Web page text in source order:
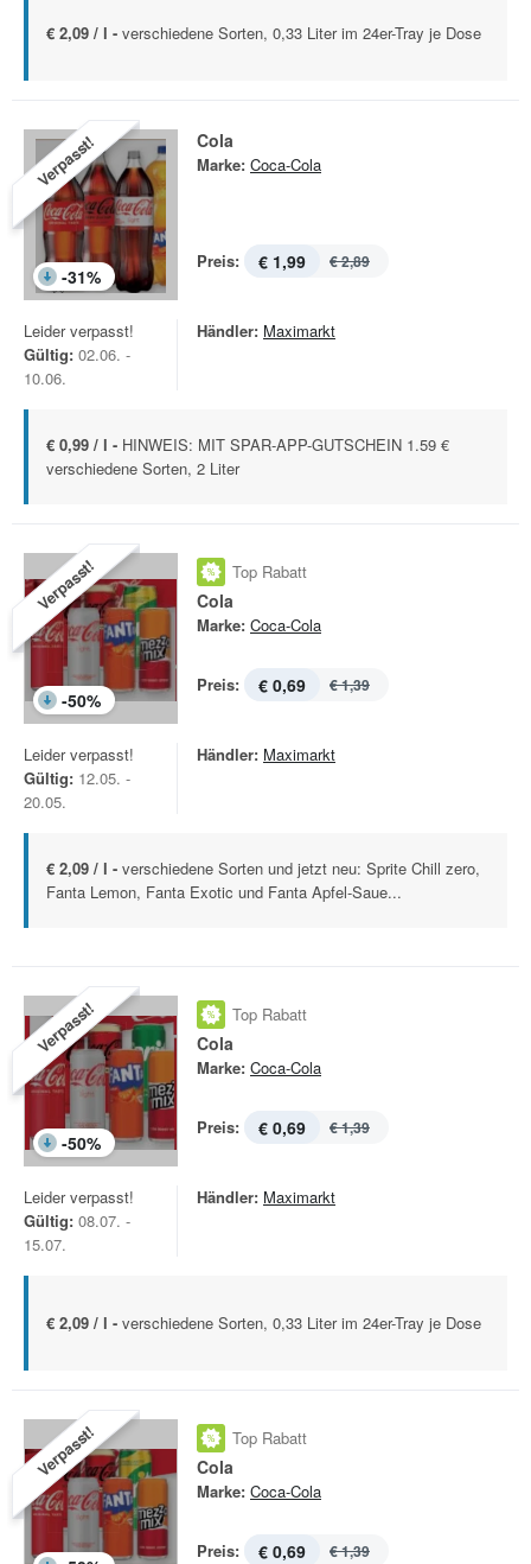
€ 2,09 / l - verschiedene Sorten, 0,33 Liter im 24er-Tray je Dose
Verpasst!
-31%
Cola
Marke: Coca-Cola
Preis: € 1,99 € 2,89
Leider verpasst!
Gültig: 02.06. -
10.06.
Händler: Maximarkt
€ 0,99 / l - HINWEIS: MIT SPAR-APP-GUTSCHEIN 1.59 €
verschiedene Sorten, 2 Liter
Verpasst!
-50%
Top Rabatt
Cola
Marke: Coca-Cola
Preis: € 0,69 € 1,39
Leider verpasst!
Gültig: 12.05. -
20.05.
Händler: Maximarkt
€ 2,09 / l - verschiedene Sorten und jetzt neu: Sprite Chill zero,
Fanta Lemon, Fanta Exotic und Fanta Apfel-Saue...
Verpasst!
-50%
Top Rabatt
Cola
Marke: Coca-Cola
Preis: € 0,69 € 1,39
Leider verpasst!
Gültig: 08.07. -
15.07.
Händler: Maximarkt
€ 2,09 / l - verschiedene Sorten, 0,33 Liter im 24er-Tray je Dose
Verpasst! Top Rabatt
Cola
Marke: Coca-Cola
Preis: € 0,69 € 1,39